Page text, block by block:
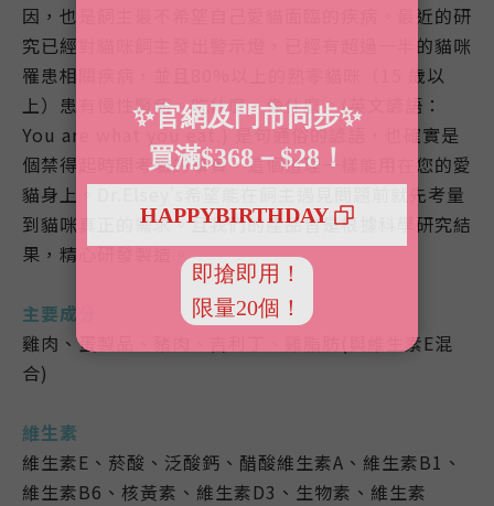
因，也是飼主最不希望自己愛貓面臨的疾病。最近的研
究已經對貓咪飼主發出警示燈，已經有超過一半的貓咪
罹患相關疾病，並且80%以上的熟零貓咪（15 歲以
上）患有慢性腎病。吃什麼，像什麼。(英文諺語：
You are what you eat.) 是句通俗的諺語，也確實是
個禁得起時間考驗的事實，這個道理一樣能用在您的愛
貓身上。Dr.Elsey's希望能在飼主遇見問題前就先考量
到貓咪真正的需求。且我們的產品皆是根據科學研究結
果，精心研發製造。
主要成分
雞肉、蛋製品、豬肉、吉利丁、雞脂肪(與維生素E混
合)
維生素
維生素E、菸酸、泛酸鈣、醋酸維生素A、維生素B1、
維生素B6、核黃素、維生素D3、生物素、維生素